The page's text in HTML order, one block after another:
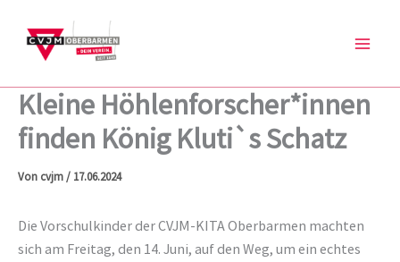
Inhalt
springen
Kleine Höhlenforscher*innen
finden König Kluti`s Schatz
Von cvjm/ 17.06.2024
Die Vorschulkinder der CVJM-KITA Oberbarmen machten
sich am Freitag, den 14. Juni, auf den Weg, um ein echtes